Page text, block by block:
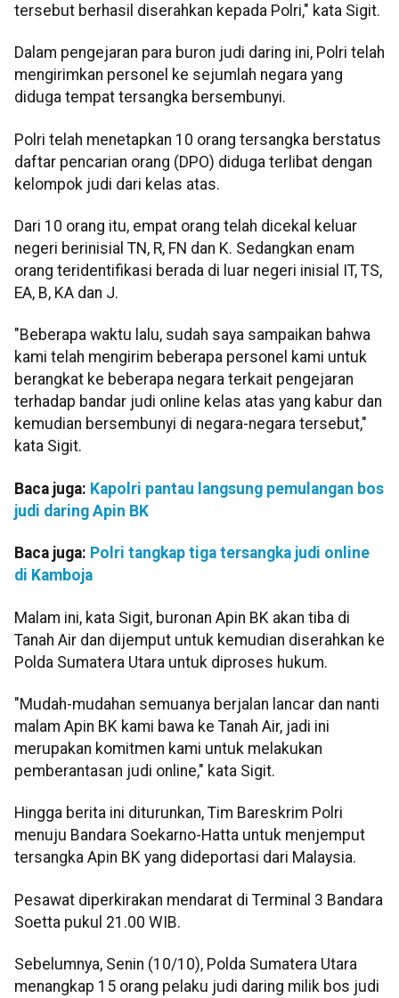
tersebut berhasil diserahkan kepada Polri," kata Sigit.
Dalam pengejaran para buron judi daring ini, Polri telah
mengirimkan personel ke sejumlah negara yang
diduga tempat tersangka bersembunyi.
Polri telah menetapkan 10 orang tersangka berstatus
daftar pencarian orang (DPO) diduga terlibat dengan
kelompok judi dari kelas atas.
Dari 10 orang itu, empat orang telah dicekal keluar
negeri berinisial TN, R, FN dan K. Sedangkan enam
orang teridentifikasi berada di luar negeri inisial IT, TS,
EA, B, KA dan J.
"Beberapa waktu lalu, sudah saya sampaikan bahwa
kami telah mengirim beberapa personel kami untuk
berangkat ke beberapa negara terkait pengejaran
terhadap bandar judi online kelas atas yang kabur dan
kemudian bersembunyi di negara-negara tersebut,"
kata Sigit.
Baca juga: Kapolri pantau langsung pemulangan bos
judi daring Apin BK
Baca juga: Polri tangkap tiga tersangka judi online
di Kamboja
Malam ini, kata Sigit, buronan Apin BK akan tiba di
Tanah Air dan dijemput untuk kemudian diserahkan ke
Polda Sumatera Utara untuk diproses hukum.
"Mudah-mudahan semuanya berjalan lancar dan nanti
malam Apin BK kami bawa ke Tanah Air, jadi ini
merupakan komitmen kami untuk melakukan
pemberantasan judi online," kata Sigit.
Hingga berita ini diturunkan, Tim Bareskrim Polri
menuju Bandara Soekarno-Hatta untuk menjemput
tersangka Apin BK yang dideportasi dari Malaysia.
Pesawat diperkirakan mendarat di Terminal 3 Bandara
Soetta pukul 21.00 WIB.
Sebelumnya, Senin (10/10), Polda Sumatera Utara
menangkap 15 orang pelaku judi daring milik bos judi